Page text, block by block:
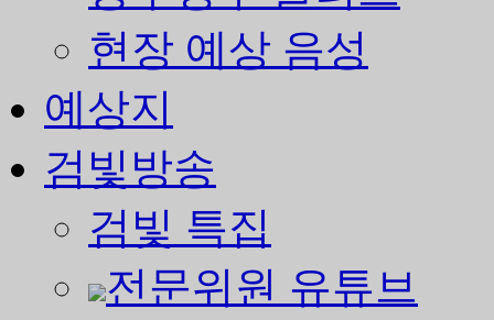
현장 예상 음성
예상지
검빛방송
검빛 특집
전문위원 유튜브